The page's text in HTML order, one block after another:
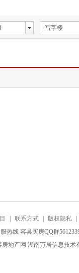
写字楼
联系方式 版权隐私
热线 容县买房QQ群
房地产网 湖南万居信息技术